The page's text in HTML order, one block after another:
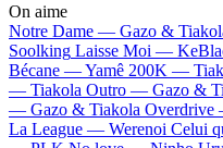
On aime
Notre Dame — Gazo &
Soolking Laisse Moi —
Bécane —Yamê 200K —
— Tiakola Outro — Gazo &
— Gazo & Tiakola
La League — Werenoi Celui